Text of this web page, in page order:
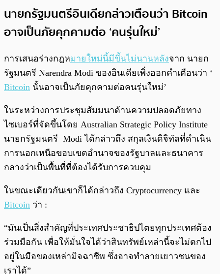
นายกรัฐมนตรีอินเดียกล่าวเตือนว่า Bitcoin
อาจเป็นภัยคุกคามต่อ ‘คนรุ่นใหม่’
การเสนอร่างกฎหมายใหม่นี้มีขี้นไม่นานหลังจาก นายก
รัฐมนตรี Narendra Modi ของอินเดียเพิ่งออกคำเตือนว่า ‘
Bitcoin นั้นอาจเป็นภัยคุกคามต่อคนรุ่นใหม่’
ในระหว่างการประชุมสัมมนาด้านความปลอดภัยทาง
ไซเบอร์ที่จัดขึ้นโดย Australian Strategic Policy Institute
นายกรัฐมนตรี Modi ได้กล่าวถึง สกุลเงินดิจิทัลที่ดำเนิน
การนอกเหนือขอบเขตอำนาจของรัฐบาลและธนาคาร
กลางว่าเป็นพื้นที่ที่ต้องได้รับการควบคุม
ในขณะเดียวกันเขาก็ได้กล่าวถึง Cryptocurrency และ
Bitcoin ว่า :
“มันเป็นสิ่งสำคัญที่ประเทศประชาธิปไตยทุกประเทศต้อง
ร่วมมือกัน เพื่อให้มั่นใจได้ว่าสินทรัพย์เหล่านี้จะไม่ตกไป
อยู่ในมือของเหล่ามิจฉาชีพ ซึ่งอาจทำลายเยาวชนของ
เราได้”